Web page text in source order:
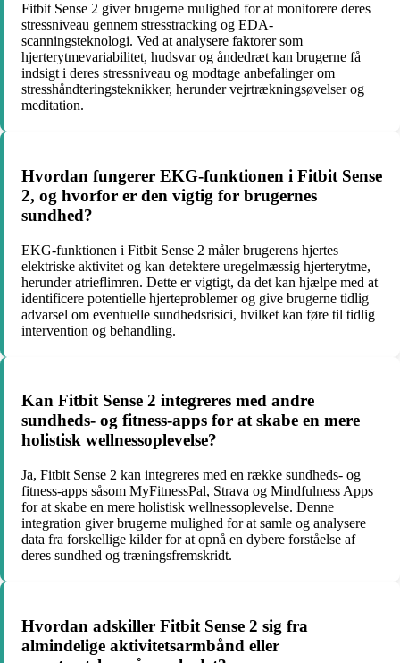
Fitbit Sense 2 giver brugerne mulighed for at monitorere deres
stressniveau gennem stresstracking og EDA-
scanningsteknologi. Ved at analysere faktorer som
hjerterytmevariabilitet, hudsvar og åndedræt kan brugerne få
indsigt i deres stressniveau og modtage anbefalinger om
stresshåndteringsteknikker, herunder vejrtrækningsøvelser og
meditation.
Hvordan fungerer EKG-funktionen i Fitbit Sense
2, og hvorfor er den vigtig for brugernes
sundhed?
EKG-funktionen i Fitbit Sense 2 måler brugerens hjertes
elektriske aktivitet og kan detektere uregelmæssig hjerterytme,
herunder atrieflimren. Dette er vigtigt, da det kan hjælpe med at
identificere potentielle hjerteproblemer og give brugerne tidlig
advarsel om eventuelle sundhedsrisici, hvilket kan føre til tidlig
intervention og behandling.
Kan Fitbit Sense 2 integreres med andre
sundheds- og fitness-apps for at skabe en mere
holistisk wellnessoplevelse?
Ja, Fitbit Sense 2 kan integreres med en række sundheds- og
fitness-apps såsom MyFitnessPal, Strava og Mindfulness Apps
for at skabe en mere holistisk wellnessoplevelse. Denne
integration giver brugerne mulighed for at samle og analysere
data fra forskellige kilder for at opnå en dybere forståelse af
deres sundhed og træningsfremskridt.
Hvordan adskiller Fitbit Sense 2 sig fra
almindelige aktivitetsarmbånd eller